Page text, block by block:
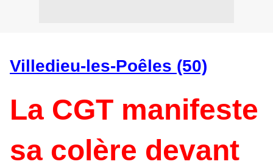
Villedieu-les-Poêles (50)
La CGT manifeste
sa colère devant